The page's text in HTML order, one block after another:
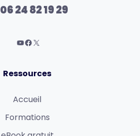
06 24 82 19 29
Ressources
Accueil
Formations